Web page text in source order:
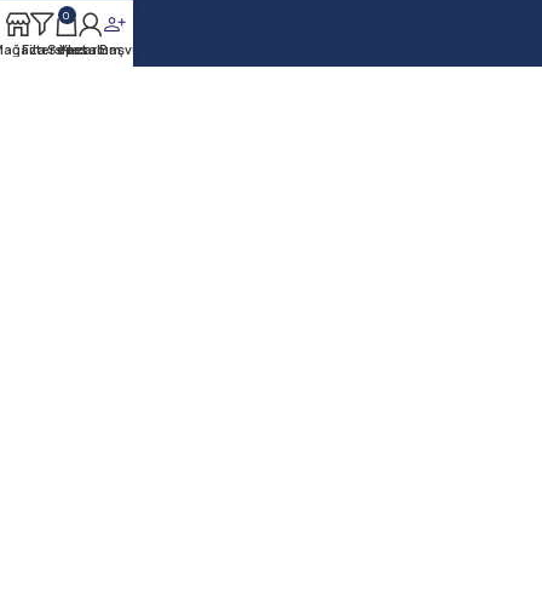
Hakkımızda
İletişim
Filters
0
Sepet
Hesabım
Yazar Başvurusu